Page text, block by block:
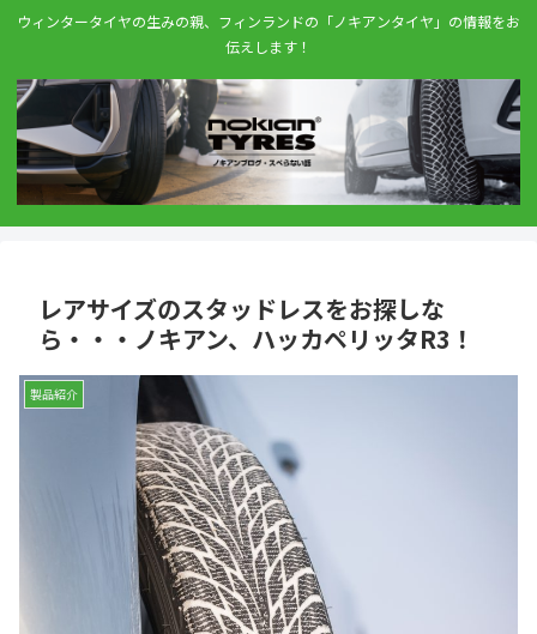
ウィンタータイヤの生みの親、フィンランドの「ノキアンタイヤ」の情報をお
伝えします！
レアサイズのスタッドレスをお探しな
ら・・・ノキアン、ハッカペリッタR3！
製品紹介